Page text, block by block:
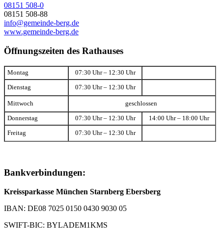
08151 508-0
08151 508-88
info@gemeinde-berg.de
www.gemeinde-berg.de
Öffnungszeiten des Rathauses
Montag 07:30 Uhr – 12:30 Uhr
Dienstag 07:30 Uhr – 12:30 Uhr
Mittwoch geschlossen
Donnerstag 07:30 Uhr – 12:30 Uhr 14:00 Uhr – 18:00 Uhr
Freitag 07:30 Uhr – 12:30 Uhr
Bankverbindungen:
Kreissparkasse München Starnberg Ebersberg
IBAN: DE08 7025 0150 0430 9030 05
SWIFT-BIC: BYLADEM1KMS